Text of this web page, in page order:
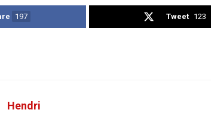
197 Tweet 123
Hendri